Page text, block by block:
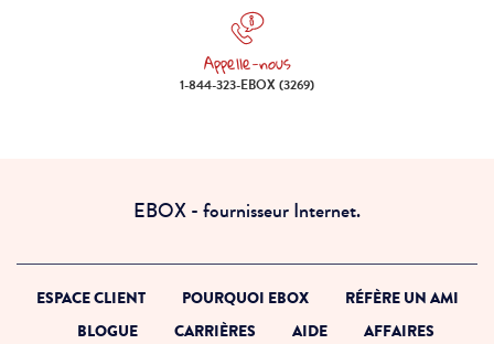
Appelle-nous
Appelle-nous 1-844-323-EBOX
1-844-323-EBOX (3269)
EBOX - fournisseur Internet.
ESPACE CLIENT POURQUOI EBOX
RÉFÈRE UN AMI
BLOGUE
CARRIÈRES AIDE AFFAIRES